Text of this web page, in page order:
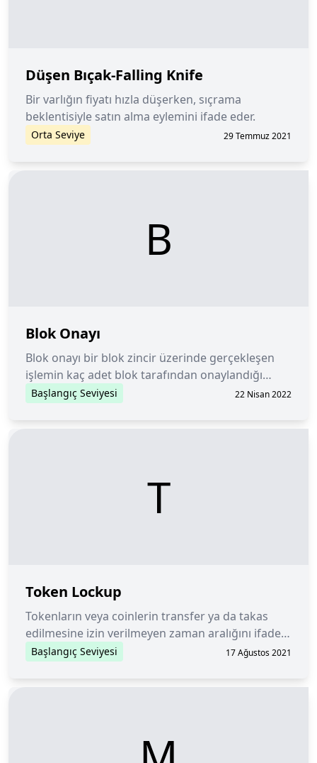
Düşen Bıçak-Falling Knife
Bir varlığın fiyatı hızla düşerken, sıçrama
beklentisiyle satın alma eylemini ifade eder.
Orta Seviye 29 Temmuz 2021
B
Blok Onayı
Blok onayı bir blok zincir üzerinde gerçekleşen
işlemin kaç adet blok tarafından onaylandığı
anlamına gelmektedir.
Başlangıç Seviyesi 22 Nisan 2022
T
Token Lockup
Tokenların veya coinlerin transfer ya da takas
edilmesine izin verilmeyen zaman aralığını ifade
eder.
Başlangıç Seviyesi 17 Ağustos 2021